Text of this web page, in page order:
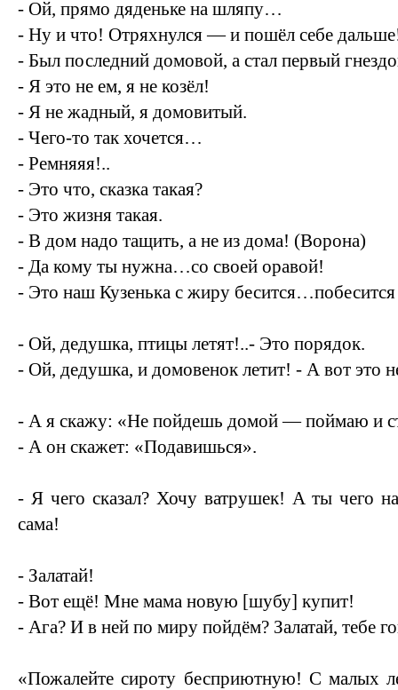
- Ой, прямо дяденьке на шляпу…
- Ну и что! Отряхнулся — и пошёл себе
- Был последний домовой, а стал первый
- Я это не ем, я не козёл!
- Я не жадный, я домовитый.
- Чего-то так хочется…
- Ремняяя!..
- Это что, сказка такая?
- Это жизня такая.
- В дом надо тащить, а не из дома! (Ворона)
- Да кому ты нужна…со своей оравой!
- Это наш Кузенька с жиру бесится…побесится
- Ой, дедушка, птицы летят!..- Это порядок.
- Ой, дедушка, и домовенок летит! - А вот это
- А я скажу: «Не пойдешь домой — поймаю и
- А он скажет: «Подавишься».
- Я чего сказал? Хочу ватрушек! А ты чего
сама!
- Залатай!
- Вот ещё! Мне мама новую [шубу] купит!
- Ага? И в ней по миру пойдём? Залатай, тебе
«Пожалейте сироту бесприютную! С малых